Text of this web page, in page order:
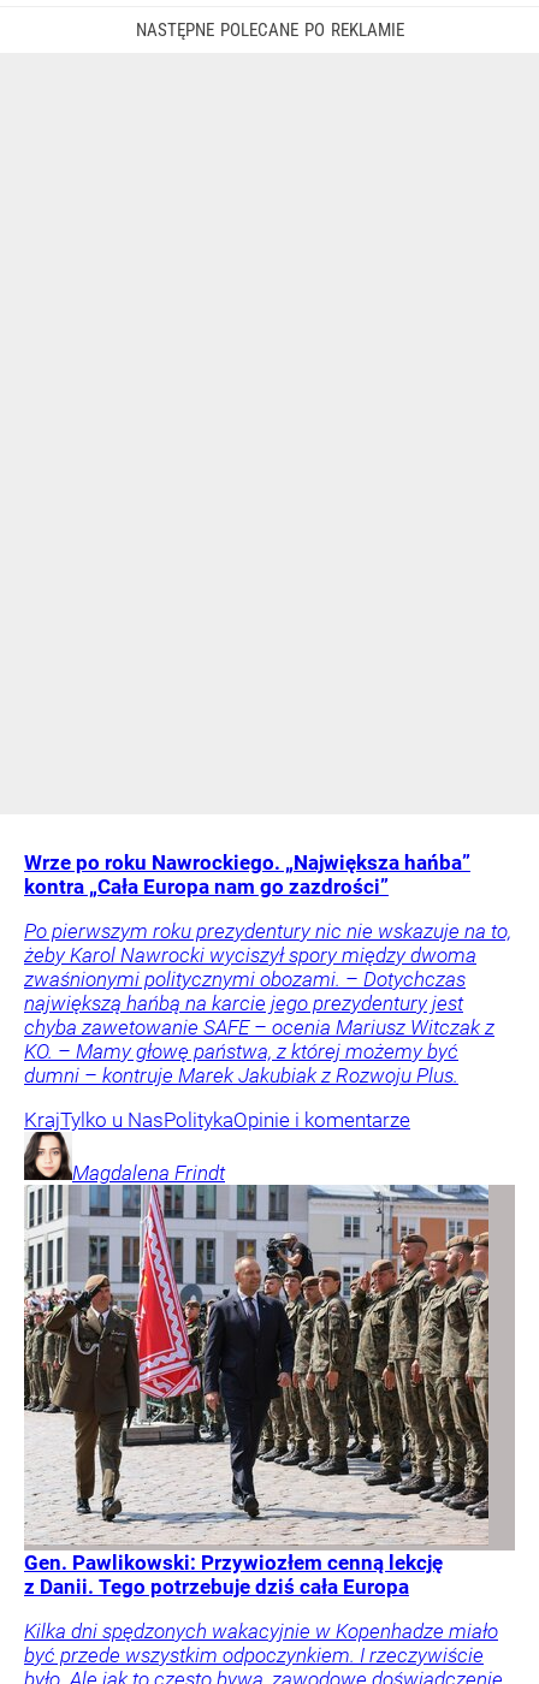
Wrze po roku Nawrockiego. „Największa hańba”
kontra „Cała Europa nam go zazdrości”
Po pierwszym roku prezydentury nic nie wskazuje na to,
żeby Karol Nawrocki wyciszył spory między dwoma
zwaśnionymi politycznymi obozami. – Dotychczas
największą hańbą na karcie jego prezydentury jest
chyba zawetowanie SAFE – ocenia Mariusz Witczak z
KO. – Mamy głowę państwa, z której możemy być
dumni – kontruje Marek Jakubiak z Rozwoju Plus.
KrajTylko u NasPolitykaOpinie i komentarze
Magdalena Frindt
Gen. Pawlikowski: Przywiozłem cenną lekcję
z Danii. Tego potrzebuje dziś cała Europa
Kilka dni spędzonych wakacyjnie w Kopenhadze miało
być przede wszystkim odpoczynkiem. I rzeczywiście